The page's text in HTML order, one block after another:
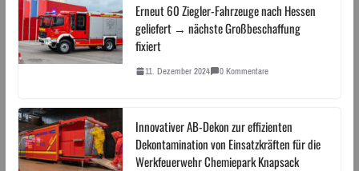
Erneut 60 Ziegler-Fahrzeuge nach Hessen
geliefert → nächste Großbeschaffung
fixiert
11. Dezember 2024 0 Kommentare
Innovativer AB-Dekon zur effizienten
Dekontamination von Einsatzkräften für die
Werkfeuerwehr Chemiepark Knapsack